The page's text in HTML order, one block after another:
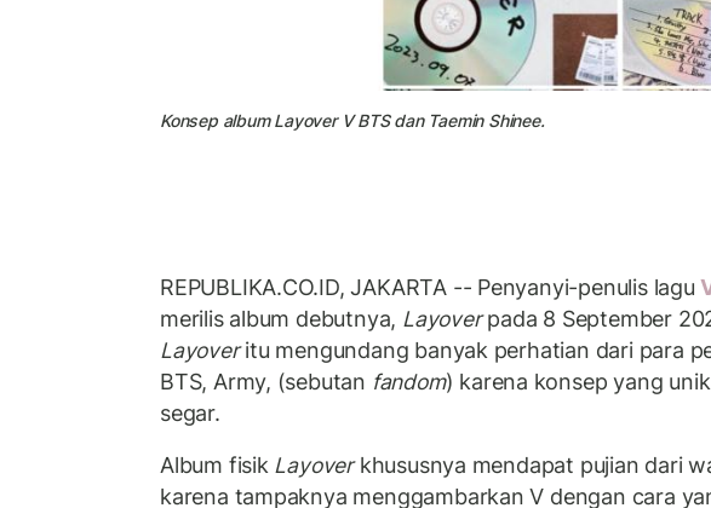
Konsep album Layover V BTS dan Taemin Shinee.
REPUBLIKA.CO.ID, JAKARTA -- Penyanyi-penulis lagu
merilis album debutnya, Layoverpada 8 September
Layoveritu mengundang banyak perhatian dari para
BTS, Army, (sebutan fandom) karena konsep yang
segar.
Album fisik Layoverkhususnya mendapat pujian dari
karena tampaknya menggambarkan V dengan cara